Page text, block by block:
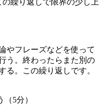
やフレーズなどを使って
う。終わったらまた別の
る。この繰り返しです。
5分）